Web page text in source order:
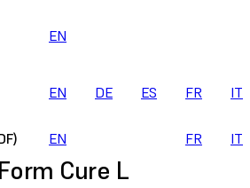
EN
EN DE ES FR IT
EN FR IT
Cure L